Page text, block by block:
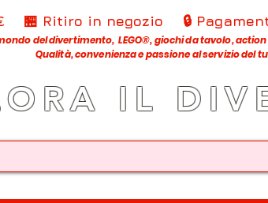
IL
🏪 Ritiro in negozio 🔒
del divertimento, LEGO®, giochi da tavolo,
Qualità, convenienza e passione al servizio del